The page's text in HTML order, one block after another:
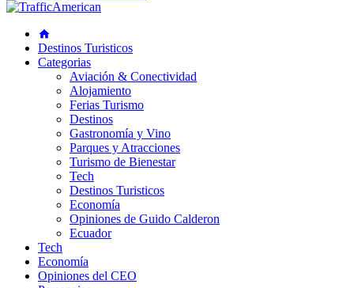
Destinos Turisticos
Categorias
Aviación & Conectividad
Alojamiento
Ferias Turismo
Destinos
Gastronomía y Vino
Parques y Atracciones
Turismo de Bienestar
Tech
Destinos Turisticos
Economía
Opiniones de Guido Calderon
Ecuador
Tech
Economía
Opiniones del CEO